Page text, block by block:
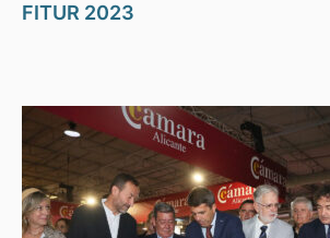
FITUR 2023